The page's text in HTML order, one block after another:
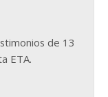
de 13
ETA.